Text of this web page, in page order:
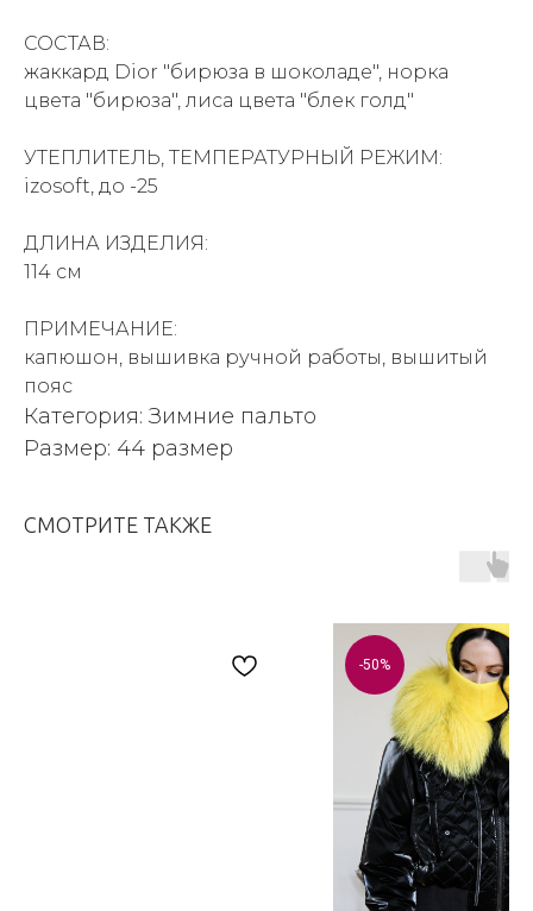
СОСТАВ:
жаккард Dior "бирюза в шоколаде", норка
цвета "бирюза", лиса цвета "блек голд"
УТЕПЛИТЕЛЬ, ТЕМПЕРАТУРНЫЙ РЕЖИМ:
izosoft, до -25
ДЛИНА ИЗДЕЛИЯ:
114 см
ПРИМЕЧАНИЕ:
капюшон, вышивка ручной работы, вышитый
пояс
Категория: Зимние пальто
Размер: 44 размер
СМОТРИТЕ ТАКЖЕ
-50%